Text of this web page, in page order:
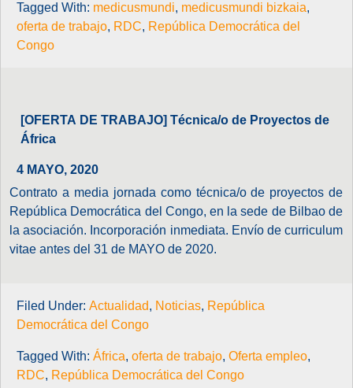
Tagged With: medicusmundi, medicusmundi bizkaia,
oferta de trabajo, RDC, República Democrática del
Congo
[OFERTA DE TRABAJO] Técnica/o de Proyectos de
África
4 MAYO, 2020
Contrato a media jornada como técnica/o de proyectos de
República Democrática del Congo, en la sede de Bilbao de
la asociación. Incorporación inmediata. Envío de curriculum
vitae antes del 31 de MAYO de 2020.
Filed Under: Actualidad, Noticias, República
Democrática del Congo
Tagged With: África, oferta de trabajo, Oferta empleo,
RDC, República Democrática del Congo